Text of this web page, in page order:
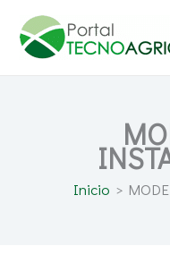
contenido
Inicio